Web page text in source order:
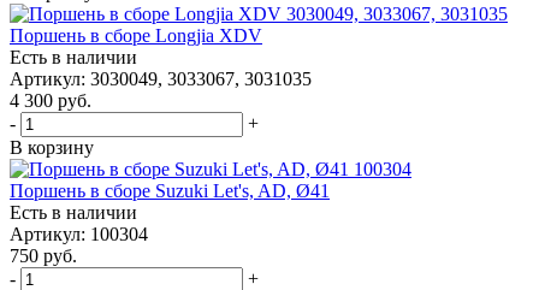
Поршень в сборе Longjia XDV
Есть в наличии
Артикул: 3030049, 3033067, 3031035
4 300 руб.
-
+
В корзину
Поршень в сборе Suzuki Let's, AD, Ø41
Есть в наличии
Артикул: 100304
750 руб.
-
+